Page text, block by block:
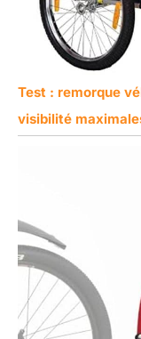
Test : remorque
visibilité